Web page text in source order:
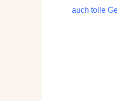
auch tolle